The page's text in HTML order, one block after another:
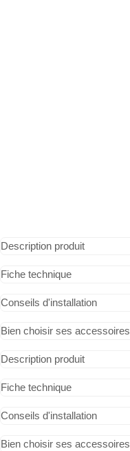
Description produit
Fiche technique
Conseils d'installation
Bien choisir ses accessoires
Description produit
Fiche technique
Conseils d'installation
Bien choisir ses accessoires